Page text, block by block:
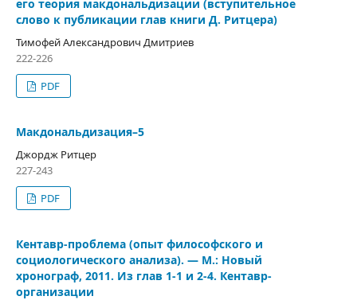
его теория макдональдизации (вступительное
слово к публикации глав книги Д. Ритцера)
Тимофей Александрович Дмитриев
222-226
PDF
Макдональдизация–5
Джордж Ритцер
227-243
PDF
Кентавр-проблема (опыт философского и
социологического анализа). — М.: Новый
хронограф, 2011. Из глав 1-1 и 2-4. Кентавр-
организации